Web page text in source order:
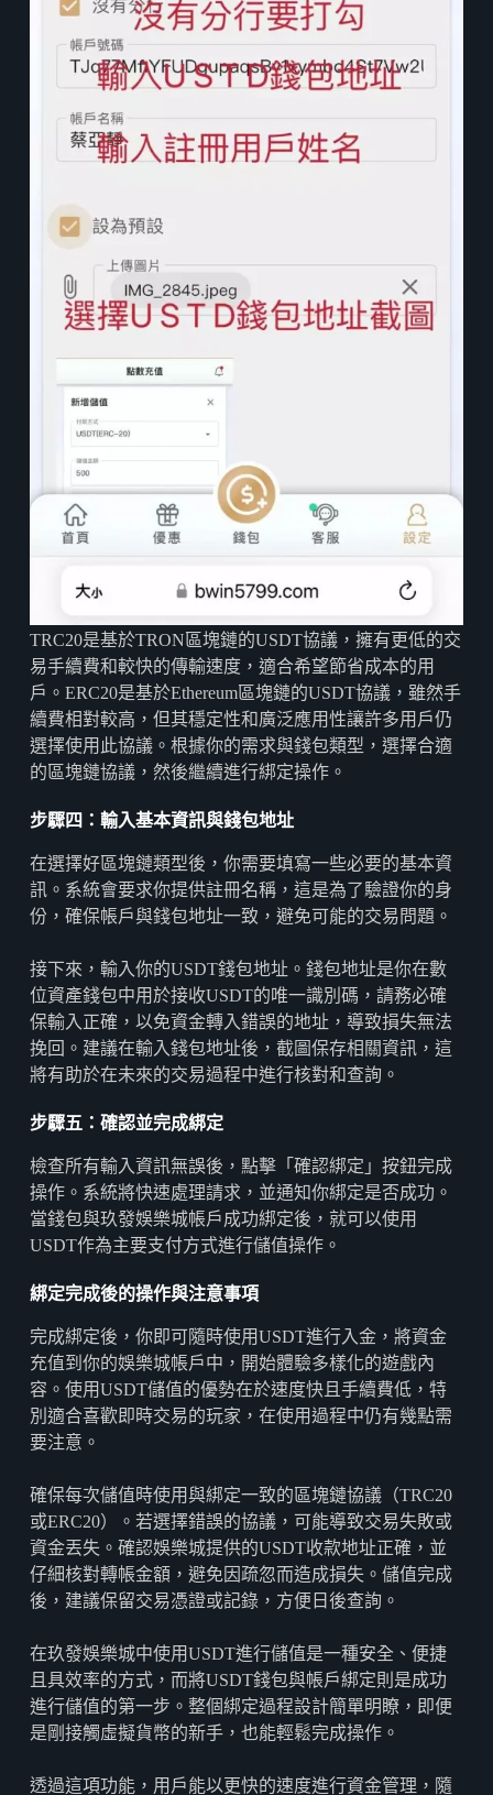
TRC20是基於TRON區塊鏈的USDT協議，擁有更低的交
易手續費和較快的傳輸速度，適合希望節省成本的用
戶。ERC20是基於Ethereum區塊鏈的USDT協議，雖然手
續費相對較高，但其穩定性和廣泛應用性讓許多用戶仍
選擇使用此協議。根據你的需求與錢包類型，選擇合適
的區塊鏈協議，然後繼續進行綁定操作。
步驟四：輸入基本資訊與錢包地址
在選擇好區塊鏈類型後，你需要填寫一些必要的基本資
訊。系統會要求你提供註冊名稱，這是為了驗證你的身
份，確保帳戶與錢包地址一致，避免可能的交易問題。
接下來，輸入你的USDT錢包地址。錢包地址是你在數
位資產錢包中用於接收USDT的唯一識別碼，請務必確
保輸入正確，以免資金轉入錯誤的地址，導致損失無法
挽回。建議在輸入錢包地址後，截圖保存相關資訊，這
將有助於在未來的交易過程中進行核對和查詢。
步驟五：確認並完成綁定
檢查所有輸入資訊無誤後，點擊「確認綁定」按鈕完成
操作。系統將快速處理請求，並通知你綁定是否成功。
當錢包與玖發娛樂城帳戶成功綁定後，就可以使用
USDT作為主要支付方式進行儲值操作。
綁定完成後的操作與注意事項
完成綁定後，你即可隨時使用USDT進行入金，將資金
充值到你的娛樂城帳戶中，開始體驗多樣化的遊戲內
容。使用USDT儲值的優勢在於速度快且手續費低，特
別適合喜歡即時交易的玩家，在使用過程中仍有幾點需
要注意。
確保每次儲值時使用與綁定一致的區塊鏈協議（TRC20
或ERC20）。若選擇錯誤的協議，可能導致交易失敗或
資金丟失。確認娛樂城提供的USDT收款地址正確，並
仔細核對轉帳金額，避免因疏忽而造成損失。儲值完成
後，建議保留交易憑證或記錄，方便日後查詢。
在玖發娛樂城中使用USDT進行儲值是一種安全、便捷
且具效率的方式，而將USDT錢包與帳戶綁定則是成功
進行儲值的第一步。整個綁定過程設計簡單明瞭，即便
是剛接觸虛擬貨幣的新手，也能輕鬆完成操作。
透過這項功能，用戶能以更快的速度進行資金管理，隨